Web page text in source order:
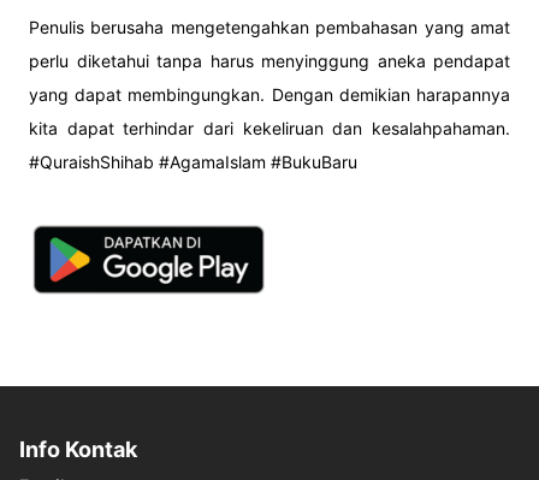
Penulis berusaha mengetengahkan pembahasan yang amat
perlu diketahui tanpa harus menyinggung aneka pendapat
yang dapat membingungkan. Dengan demikian harapannya
kita dapat terhindar dari kekeliruan dan kesalahpahaman.
#QuraishShihab #AgamaIslam #BukuBaru
Info Kontak